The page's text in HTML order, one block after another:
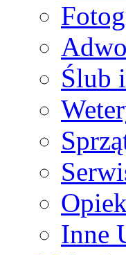
Ślub
Inne